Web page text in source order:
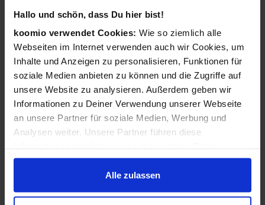
Hallo und schön, dass Du hier bist!
koomio verwendet Cookies: Wie so ziemlich alle
Webseiten im Internet verwenden auch wir Cookies, um
Inhalte und Anzeigen zu personalisieren, Funktionen für
soziale Medien anbieten zu können und die Zugriffe auf
unsere Website zu analysieren. Außerdem geben wir
Informationen zu Deiner Verwendung unserer Webseite
an unsere Partner für soziale Medien, Werbung und
Analysen weiter. Unsere Partner führen diese
zusammen, die Du ihnen bereitgestellt hast oder die sie
im Rahmen Deiner Nutzung der Dienste gesammelt
haben.
Alle zulassen
Clogs & Pantoletten Schnürschuhe
Halbschuhe Hausschuhe
Pumps High Heels
Sandaletten Flip Flops
Badeschuhe Pantoletten